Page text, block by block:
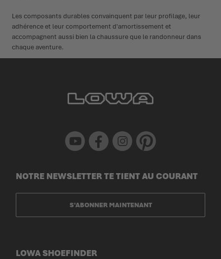
Les composants durables convainquent par leur profilage, leur
adhérence et leur comportement d'amortissement et
accompagnent aussi bien la chaussure que le randonneur dans
chaque aventure.
Youtube Facebook Instagram Pinterest
LOWA SHOEFINDER
NOTRE NEWSLETTER TE TIENT AU COURANT
S'ABONNER MAINTENANT